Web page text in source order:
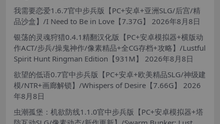
我需要恋爱1.6.7官中步兵版【PC+安卓+亚洲SLG/后宫/精
品沙盒】/I Need to Be in Love【7.37G】
2026年8月8日
银荡的灵魂狩猎0.4.1精翻汉化版【PC+安卓模拟器+横版动
作ACT/步兵/操鬼神作/像素精品+全CG存档+攻略】/Lustful
Spirit Hunt Ringman Edition【931M】
2026年8月8日
欲望的低语0.7官中步兵版【PC+安卓+欧美精品SLG/神级建
模/NTR+画廊解锁】/Whispers of Desire【7.66G】
2026
年8月8日
虫潮孤堡：机欲防线1.1.0官中步兵版【PC+安卓模拟器+塔